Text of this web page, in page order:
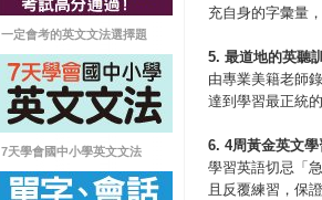
一定會考的英文文法選擇題
7天學會國中小學英文文法
充自身的字彙量
5. 最道地的英聽
由專業美籍老師
達到學習最正統
6. 4周黃金英文
學習英語切忌「
且反覆練習，保